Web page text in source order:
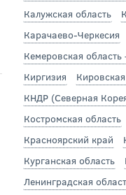
Калужская область
Карачаево-Черкесия
Кемеровская
Киргизия
КНДР (Северная
Костромская область
Красноярский край
Курганская область
Ленинградская